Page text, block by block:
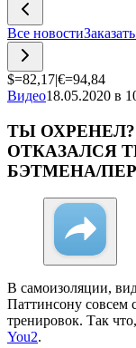
Все новости
$=82,17|€=94,84
Видео18.05.2020 в
ТЫ
ОТКАЗАЛСЯ
БЭТМЕНА/
В самоизоляции,
Паттинсону совсем
тренировок. Так
You2.